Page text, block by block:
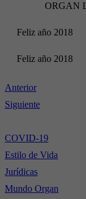
ORGAN
Feliz año 2018
Feliz año 2018
Anterior
Siguiente
COVID-19
Estilo de Vida
Jurídicas
Mundo Organ